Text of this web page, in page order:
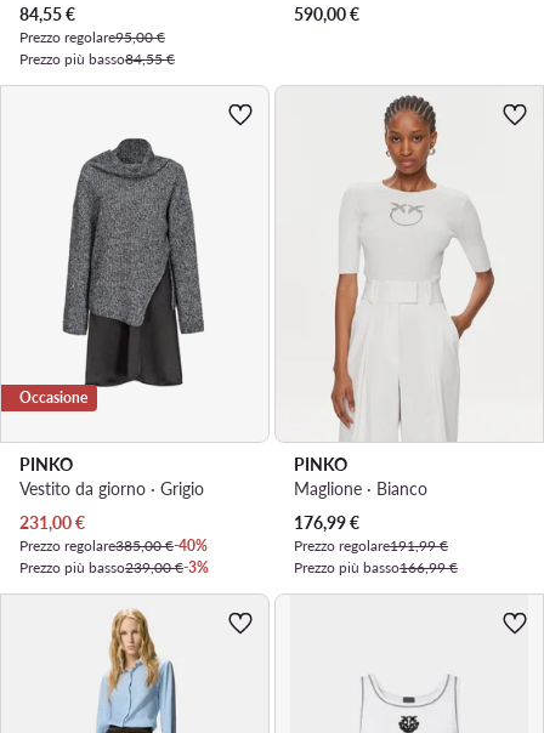
Prezzo attuale
84,55€
Prezzo regolare95,00 €
Prezzo più basso84,55 €
590,00€
Occasione
PINKO
Vestito da giorno · Grigio
Prezzo attuale
231,00€
Prezzo regolare385,00 €-40%
Prezzo più basso239,00 €-3%
PINKO
Maglione · Bianco
Prezzo attuale
176,99€
Prezzo regolare191,99 €
Prezzo più basso166,99 €